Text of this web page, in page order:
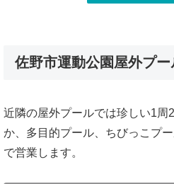
佐野市運動公園屋外プー
近隣の屋外プールでは珍しい1周
か、多目的プール、ちびっこプ
で営業します。